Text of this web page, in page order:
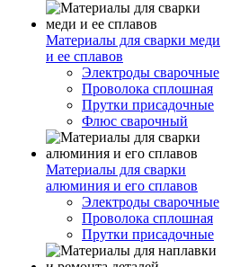
Материалы для сварки меди
и ее сплавов
Электроды сварочные
Проволока сплошная
Прутки присадочные
Флюс сварочный
Материалы для сварки
алюминия и его сплавов
Электроды сварочные
Проволока сплошная
Прутки присадочные